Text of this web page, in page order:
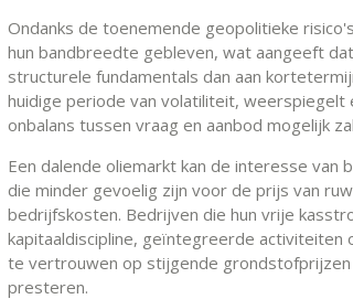
Ondanks de toenemende geopolitieke
hun bandbreedte gebleven, wat aangeeft
structurele fundamentals dan aan
huidige periode van volatiliteit,
onbalans tussen vraag en aanbod mogelijk
Een dalende oliemarkt kan de interesse
die minder gevoelig zijn voor de prijs van
bedrijfskosten. Bedrijven die hun vrije
kapitaaldiscipline, geïntegreerde
te vertrouwen op stijgende grondstofprijzen
presteren.